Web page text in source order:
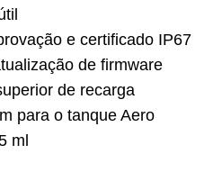
e certificado IP67
de firmware
de recarga
para o tanque Aero
ml